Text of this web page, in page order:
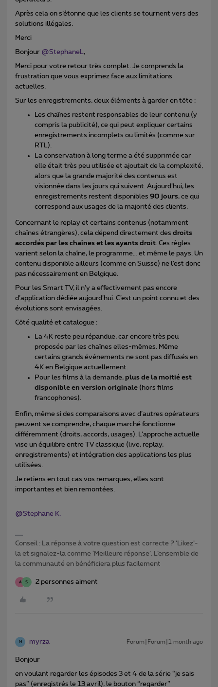
Après cela on s’étonne que les clients se tournent vers des
solutions illégales.
Merci
Bonjour ​ @StephaneL,
Merci pour votre retour très complet. Je comprends la
frustration que vous exprimez face aux limitations
actuelles.
Sur les enregistrements, deux éléments à garder en tête :
Les chaînes restent responsables de leur contenu (y
compris la publicité), ce qui peut expliquer certains
enregistrements incomplets ou limités (comme sur
RTL).
La conservation à long terme a été supprimée car
elle était très peu utilisée et ajoutait de la complexité,
alors que la grande majorité des contenus est
visionnée dans les jours qui suivent. Aujourd’hui, les
enregistrements restent disponibles 90 jours, ce qui
correspond aux usages de la majorité des clients.
Concernant le replay et certains contenus (notamment
chaînes étrangères), cela dépend directement des droits
accordés par les chaînes et les ayants droit. Ces règles
varient selon la chaîne, le programme… et même le pays. Un
contenu disponible ailleurs (comme en Suisse) ne l’est donc
pas nécessairement en Belgique.
Pour les Smart TV, il n’y a effectivement pas encore
d’application dédiée aujourd’hui. C’est un point connu et des
évolutions sont envisagées.
Côté qualité et catalogue :
La 4K reste peu répandue, car encore très peu
proposée par les chaînes elles-mêmes. Même
certains grands événements ne sont pas diffusés en
4K en Belgique actuellement.
Pour les films à la demande, plus de la moitié est
disponible en version originale (hors films
francophones).
Enfin, même si des comparaisons avec d’autres opérateurs
peuvent se comprendre, chaque marché fonctionne
différemment (droits, accords, usages). L’approche actuelle
vise un équilibre entre TV classique (live, replay,
enregistrements) et intégration des applications les plus
utilisées.
Je retiens en tout cas vos remarques, elles sont
importantes et bien remontées.
@Stephane K.
Conseil : La réponse à votre question est correcte ? ‘Likez’-
la et signalez-la comme ‘Meilleure réponse’. L’ensemble de
la communauté en bénéficiera plus facilement
A S 2 personnes aiment
M myrza Forum|Forum|1 month ago
Bonjour
en voulant regarder les épisodes 3 et 4 de la série “je sais
pas” (enregistrés le 13 avril), le bouton “regarder”